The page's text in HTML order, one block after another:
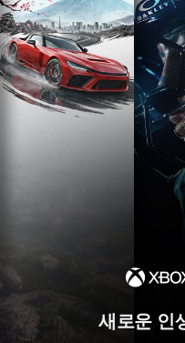
새로운 인